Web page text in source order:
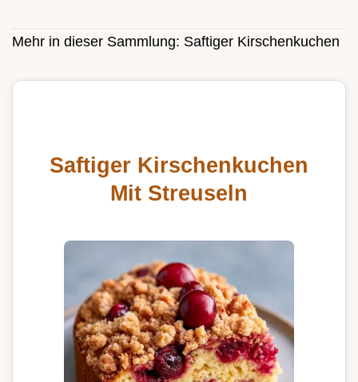
Mehr in dieser Sammlung: Saftiger Kirschenkuchen
Saftiger Kirschenkuchen
Mit Streuseln